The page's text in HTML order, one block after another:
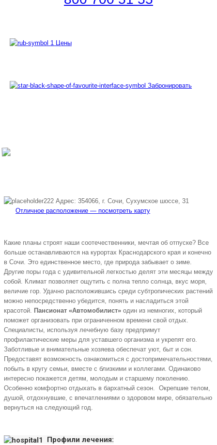
Цены
Забронировать
Адрес: 354066, г. Сочи, Сухумское шоссе, 31
Отличное расположение — посмотреть карту
Какие планы строят наши соотечественники, мечтая об отпуске? Все
больше останавливаются на курортах Краснодарского края и конечно
в Сочи. Это единственное место, где природа забывает о зиме.
Другие поры года с удивительной легкостью делят эти месяцы между
собой. Климат позволяет ощутить с полна тепло солнца, вкус моря,
величие гор. Удачно расположившись среди субтропических растений
можно непосредственно убедится, понять и насладиться этой
красотой. Пансионат «Автомобилист» один из немногих, который
поможет организовать при ограниченном времени свой отдых.
Специалисты, используя лечебную базу предпримут
профилактические меры для уставшего организма и укрепят его.
Заботливые и внимательные хозяева обеспечат уют, быт и сон.
Предоставят возможность ознакомиться с достопримечательностями,
побыть в кругу семьи, вместе с близкими и коллегами. Одинаково
интересно покажется детям, молодым и старшему поколению.
Особенно комфортно отдыхать в бархатный сезон. Окрепшие телом,
душой, отдохнувшие, с впечатлениями о здоровом мире, обязательно
вернуться на следующий год.
Профили лечения: